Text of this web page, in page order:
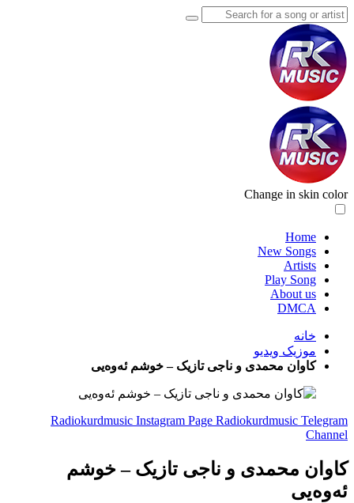
Change in skin color
Home
New Songs
Artists
Play Song
About us
DMCA
خانه
موزیک ویدیو
کاوان محمدی و ناجی تازیک – خوشم ئەوەیی
Radiokurdmusic Instagram Page Radiokurdmusic Telegram
Channel
کاوان محمدی و ناجی تازیک – خوشم
ئەوەیی